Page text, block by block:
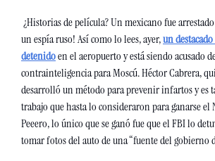
¿Historias de película? Un mexicano fue
un espía ruso! Así como lo lees, ayer, un
detenido en el aeropuerto y está siendo acusado
contrainteligencia para Moscú. Héctor Cabrera,
desarrolló un método para prevenir infartos y es
trabajo que hasta lo consideraron para ganarse
Peeero, lo único que se ganó fue que el FBI lo
tomar fotos del auto de una “fuente del gobierno